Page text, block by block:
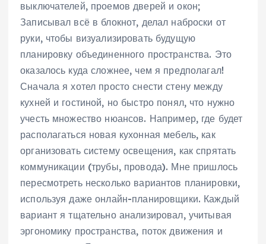
выключателей, проемов дверей и окон;
Записывал всё в блокнот, делал наброски от
руки, чтобы визуализировать будущую
планировку объединенного пространства. Это
оказалось куда сложнее, чем я предполагал!
Сначала я хотел просто снести стену между
кухней и гостиной, но быстро понял, что нужно
учесть множество нюансов. Например, где будет
располагаться новая кухонная мебель, как
организовать систему освещения, как спрятать
коммуникации (трубы, провода). Мне пришлось
пересмотреть несколько вариантов планировки,
используя даже онлайн-планировщики. Каждый
вариант я тщательно анализировал, учитывая
эргономику пространства, поток движения и